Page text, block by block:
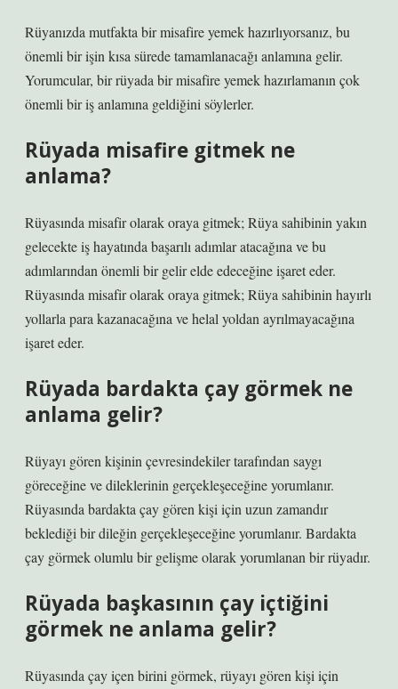
Rüyanızda mutfakta bir misafire yemek hazırlıyorsanız, bu
önemli bir işin kısa sürede tamamlanacağı anlamına gelir.
Yorumcular, bir rüyada bir misafire yemek hazırlamanın çok
önemli bir iş anlamına geldiğini söylerler.
Rüyada misafire gitmek ne
anlama?
Rüyasında misafir olarak oraya gitmek; Rüya sahibinin yakın
gelecekte iş hayatında başarılı adımlar atacağına ve bu
adımlarından önemli bir gelir elde edeceğine işaret eder.
Rüyasında misafir olarak oraya gitmek; Rüya sahibinin hayırlı
yollarla para kazanacağına ve helal yoldan ayrılmayacağına
işaret eder.
Rüyada bardakta çay görmek ne
anlama gelir?
Rüyayı gören kişinin çevresindekiler tarafından saygı
göreceğine ve dileklerinin gerçekleşeceğine yorumlanır.
Rüyasında bardakta çay gören kişi için uzun zamandır
beklediği bir dileğin gerçekleşeceğine yorumlanır. Bardakta
çay görmek olumlu bir gelişme olarak yorumlanan bir rüyadır.
Rüyada başkasının çay içtiğini
görmek ne anlama gelir?
Rüyasında çay içen birini görmek, rüyayı gören kişi için